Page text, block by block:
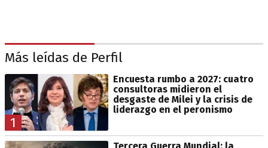
Más leídas de Perfil
1
Encuesta rumbo a 2027: cuatro
consultoras midieron el
desgaste de Milei y la crisis de
liderazgo en el peronismo